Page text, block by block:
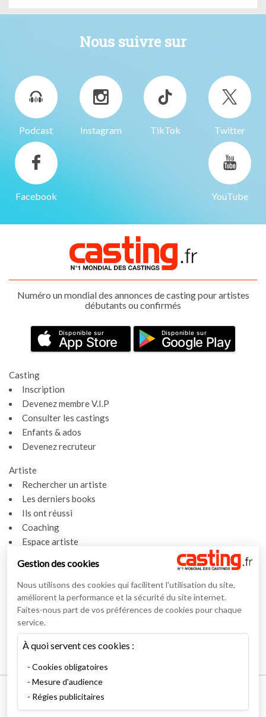
Nous suivre sur
Podcast Instagram TikTok Twitter
Facebook YouTube
Numéro un mondial des annonces de casting pour artistes
débutants ou confirmés
Disponible sur
App Store
Disponible sur
Google Play
Casting
Inscription
Devenez membre V.I.P
Consulter les castings
Enfants & ados
Devenez recruteur
Artiste
Rechercher un artiste
Les derniers books
Ils ont réussi
Coaching
Espace artiste
Actualités
Actualités
Vidéos
Interviews
Nos interviews
Lexique
Conditions générales
Gestion des cookies
Nous utilisons des cookies qui facilitent l'utilisation du site,
améliorent la performance et la sécurité du site internet.
Faites-nous part de vos préférences de cookies pour chaque
service.
À quoi servent ces cookies :
Cookies obligatoires
Mesure d'audience
Régies publicitaires